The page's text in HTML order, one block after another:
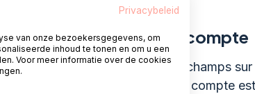
4.créer un compte
Remplissez les champs
. Votre compte
Privacybeleid
van onze bezoekersgegevens, om
inhoud te tonen en om u een
Voor meer informatie over de cookies